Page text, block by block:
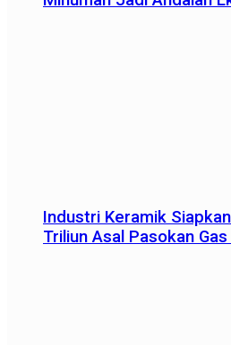
Industri Keramik
Triliun Asal Pasokan